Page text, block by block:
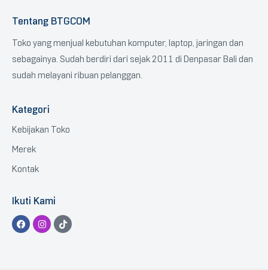
Tentang BTGCOM
Toko yang menjual kebutuhan komputer, laptop, jaringan dan
sebagainya. Sudah berdiri dari sejak 2011 di Denpasar Bali dan
sudah melayani ribuan pelanggan.
Kategori
Kebijakan Toko
Merek
Kontak
Ikuti Kami